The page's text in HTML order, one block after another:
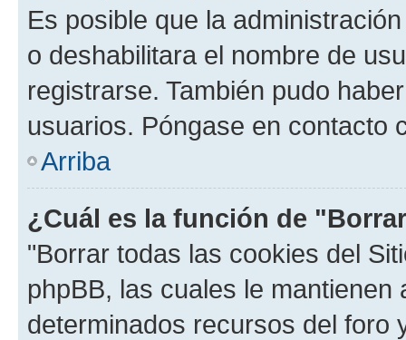
Es posible que la
o deshabilitara el nombre de
registrarse. También pudo
usuarios. Póngase en contacto
Arriba
¿Cuál es la función de
"Borrar todas las cookies del
phpBB, las cuales le
determinados recursos del foro